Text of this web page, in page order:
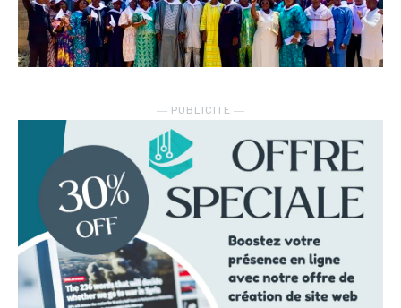
― PUBLICITE ―